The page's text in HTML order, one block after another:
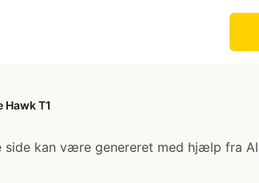
Hawk T1
side kan være genereret med hjælp fra